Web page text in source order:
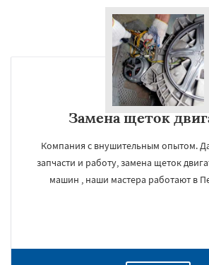
Замена щеток
Компания с внушительным опытом.
запчасти и работу, замена щеток
машин , наши мастера работают в